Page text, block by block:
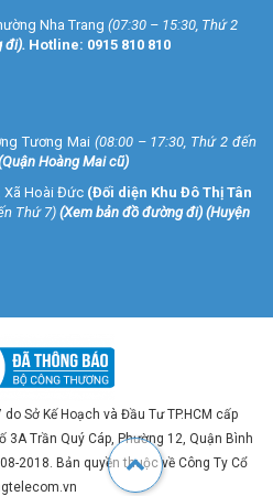
Nha Trang (07:30 – 15:30, Thứ 2
đi). Hotline: 0915 810 810
Tương Mai (08:00 – 17:30, Thứ 2 đến
Hoàng Mai cũ)
Xã Hoài Đức (Đối diện Khu Đô Thị Tân
Thứ 7) (Xem bản đồ đường đi) (Huyện
Sở Kế Hoạch và Đầu Tư TP.HCM cấp
Trần Quý Cáp, Phường 12, Quận Bình
2018. Bản quyền thuộc về Công Ty Cổ